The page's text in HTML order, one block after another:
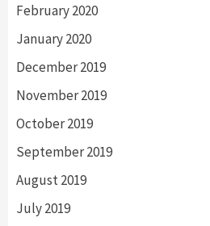
February 2020
January 2020
December 2019
November 2019
October 2019
September 2019
August 2019
July 2019